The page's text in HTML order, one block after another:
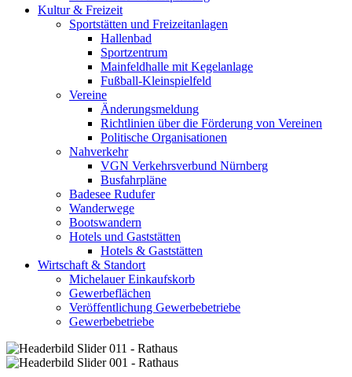
Kultur & Freizeit
Sportstätten und Freizeitanlagen
Hallenbad
Sportzentrum
Mainfeldhalle mit Kegelanlage
Fußball-Kleinspielfeld
Vereine
Änderungsmeldung
Richtlinien über die Förderung von Vereinen
Politische Organisationen
Nahverkehr
VGN Verkehrsverbund Nürnberg
Busfahrpläne
Badesee Rudufer
Wanderwege
Bootswandern
Hotels und Gaststätten
Hotels & Gaststätten
Wirtschaft & Standort
Michelauer Einkaufskorb
Gewerbeflächen
Veröffentlichung Gewerbebetriebe
Gewerbebetriebe